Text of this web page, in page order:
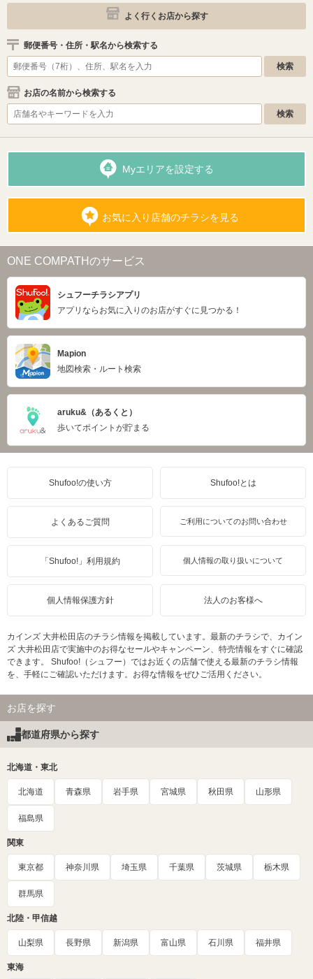
よく行くお店から探す
郵便番号・住所・駅名から検索する
お店の名前から検索する
Myエリアを設定する
お気に入り店舗のチラシを見る
ONE COMPATHのサービス
シュフーチラシアプリ
アプリならお気に入りのお店がすぐに見つかる！
Mapion
地図検索・ルート検索
aruku&（あるくと）
歩いてポイントが貯まる
Shufoo!の使い方 Shufoo!とは
よくあるご質問 ご利用についてのお問い合わせ
「Shufoo!」利用規約 個人情報の取り扱いについて
個人情報保護方針 法人のお客様へ
カインズ 大井松田店のチラシ情報を掲載しています。最新のチラシで、カイン
ズ 大井松田店で実施中のお得なセールやキャンペーン、特売情報をすぐに確認
できます。 Shufoo!（シュフー）ではお近くの店舗で使える最新のチラシ情報
を、手軽にご確認いただけます。お得な情報をぜひご活用ください。
お店を探す
都道府県から探す
北海道・東北
北海道 青森県 岩手県 宮城県 秋田県 山形県
福島県
関東
東京都 神奈川県 埼玉県 千葉県 茨城県 栃木県
群馬県
北陸・甲信越
山梨県 長野県 新潟県 富山県 石川県 福井県
東海